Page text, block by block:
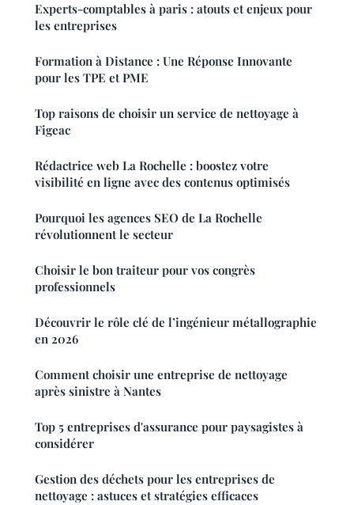
Experts-comptables à paris : atouts et enjeux pour
les entreprises
Formation à Distance : Une Réponse Innovante
pour les TPE et PME
Top raisons de choisir un service de nettoyage à
Figeac
Rédactrice web La Rochelle : boostez votre
visibilité en ligne avec des contenus optimisés
Pourquoi les agences SEO de La Rochelle
révolutionnent le secteur
Choisir le bon traiteur pour vos congrès
professionnels
Découvrir le rôle clé de l’ingénieur métallographie
en 2026
Comment choisir une entreprise de nettoyage
après sinistre à Nantes
Top 5 entreprises d'assurance pour paysagistes à
considérer
Gestion des déchets pour les entreprises de
nettoyage : astuces et stratégies efficaces